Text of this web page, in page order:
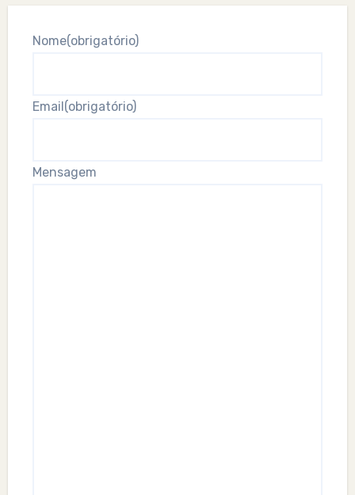
Nome(obrigatório)
Email (obrigatório)
Mensagem